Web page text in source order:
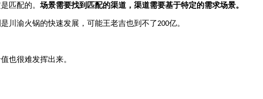
匹配的。 场景需要找到匹配的渠道，渠道需要基于特定的需求场景。
川渝火锅的快速发展，可能王老吉也到不了200亿。
也很难发挥出来。